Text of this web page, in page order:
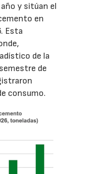
y sitúan el
en
Esta
de la
de
consumo.